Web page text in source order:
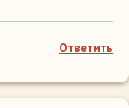
Ответить